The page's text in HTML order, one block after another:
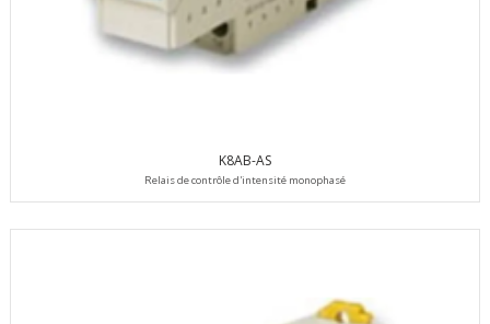
K8AB-AS
Relais de contrôle d'intensité monophasé